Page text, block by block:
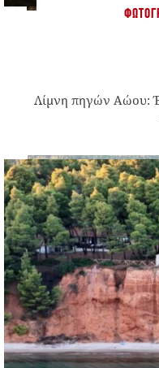
Λίμνη πηγών Αώου: